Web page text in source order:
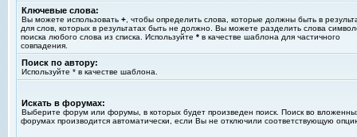
Ключевые слова:
Вы можете использовать + , чтобы определить слова, которые должны быть в
для слов, которых в результатах быть не должно. Вы можете разделить слова
поиска любого слова из списка. Используйте * в качестве шаблона для частичного
совпадения.
Поиск по автору:
Используйте * в качестве шаблона.
Искать в форумах:
Выберите форум или форумы, в которых будет произведен поиск. Поиск во
форумах производится автоматически, если Вы не отключили соответствующую